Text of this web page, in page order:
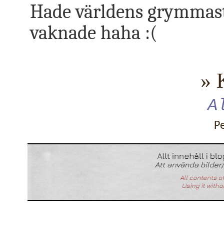
Hade världens
vaknade haha :(
»